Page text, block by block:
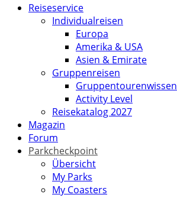
Reiseservice
Individualreisen
Europa
Amerika & USA
Asien & Emirate
Gruppenreisen
Gruppentourenwissen
Activity Level
Reisekatalog 2027
Magazin
Forum
Parkcheckpoint
Übersicht
My Parks
My Coasters